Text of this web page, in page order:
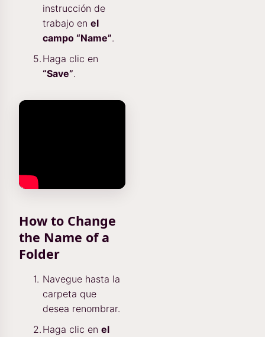
instrucción de
trabajo en el
campo “Name”.
Haga clic en
“Save”.
How to Change
the Name of a
Folder
Navegue hasta la
carpeta que
desea renombrar.
Haga clic en el